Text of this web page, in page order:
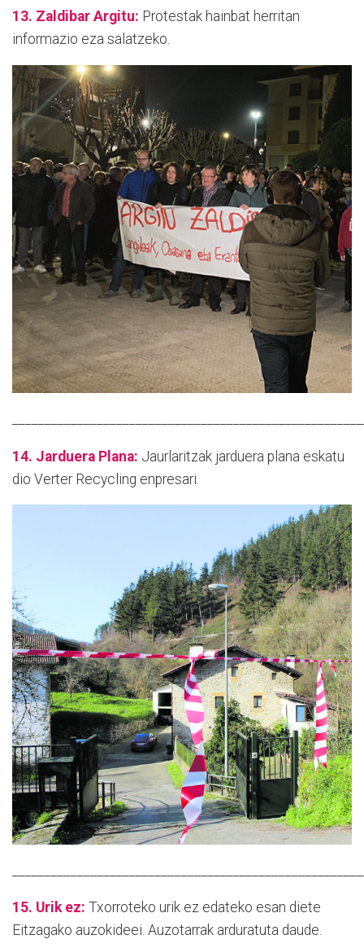
13. Zaldibar Argitu: Protestak hainbat herritan
informazio eza salatzeko.
14. Jarduera Plana: Jaurlaritzak jarduera plana eskatu
dio Verter Recycling enpresari.
15. Urik ez: Txorroteko urik ez edateko esan diete
Eitzagako auzokideei. Auzotarrak arduratuta daude.